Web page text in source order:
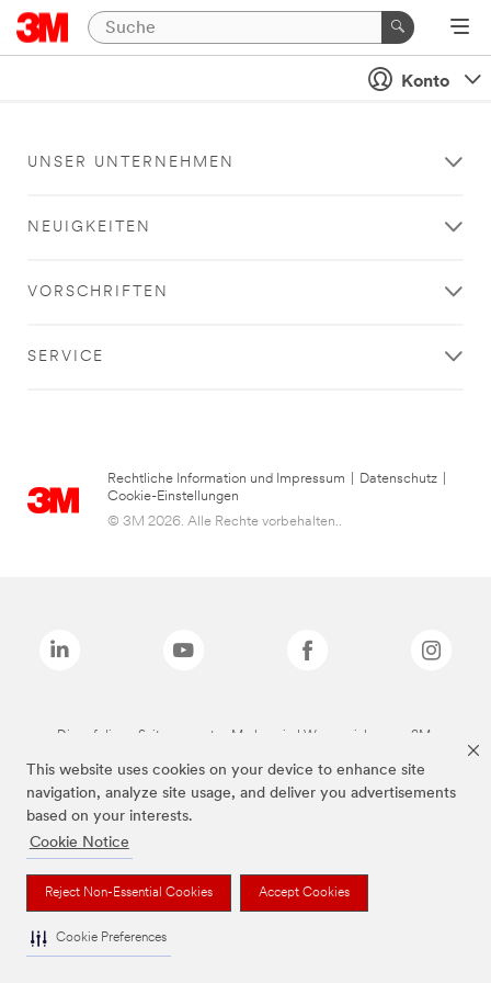
This website uses cookies on your device to enhance site
navigation, analyze site usage, and deliver you advertisements
based on your interests.
Cookie Notice
Reject Non-Essential Cookies Accept Cookies
Cookie Preferences
Konto
UNSER UNTERNEHMEN
NEUIGKEITEN
VORSCHRIFTEN
SERVICE
Rechtliche Information und Impressum Datenschutz
Cookie-Einstellungen
© 3M 2026. Alle Rechte vorbehalten..
Die auf dieser Seite genannten Marken sind Warenzeichen von 3M.